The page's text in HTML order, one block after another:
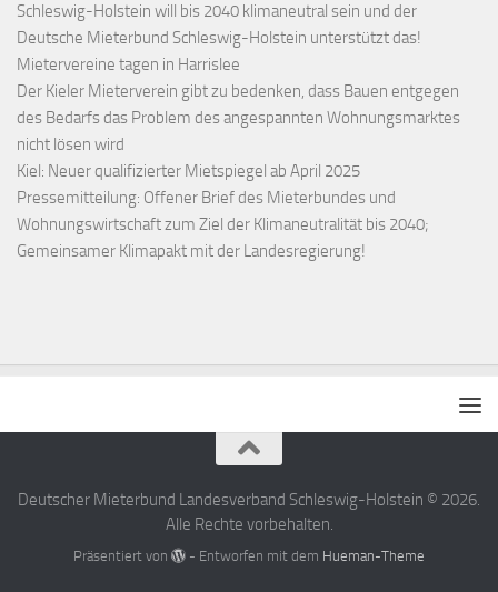
Schleswig-Holstein will bis 2040 klimaneutral sein und der
Deutsche Mieterbund Schleswig-Holstein unterstützt das!
Mietervereine tagen in Harrislee
Der Kieler Mieterverein gibt zu bedenken, dass Bauen entgegen
des Bedarfs das Problem des angespannten Wohnungsmarktes
nicht lösen wird
Kiel: Neuer qualifizierter Mietspiegel ab April 2025
Pressemitteilung: Offener Brief des Mieterbundes und
Wohnungswirtschaft zum Ziel der Klimaneutralität bis 2040;
Gemeinsamer Klimapakt mit der Landesregierung!
Deutscher Mieterbund Landesverband Schleswig-Holstein © 2026.
Alle Rechte vorbehalten.
Präsentiert von - Entworfen mit dem Hueman-Theme